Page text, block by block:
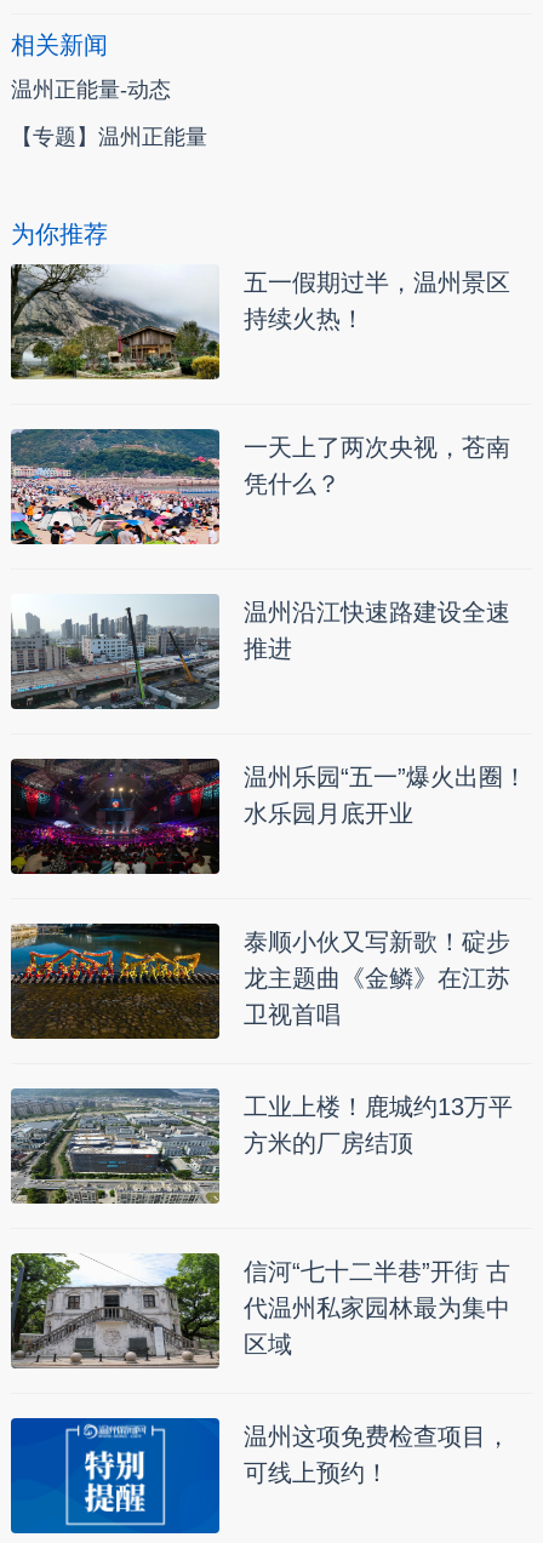
相关新闻
温州正能量-动态
【专题】温州正能量
为你推荐
五一假期过半，温州景区
持续火热！
一天上了两次央视，苍南
凭什么？
温州沿江快速路建设全速
推进
温州乐园“五一”爆火出圈！
水乐园月底开业
泰顺小伙又写新歌！碇步
龙主题曲《金鳞》在江苏
卫视首唱
工业上楼！鹿城约13万平
方米的厂房结顶
信河“七十二半巷”开街 古
代温州私家园林最为集中
区域
温州这项免费检查项目，
可线上预约！